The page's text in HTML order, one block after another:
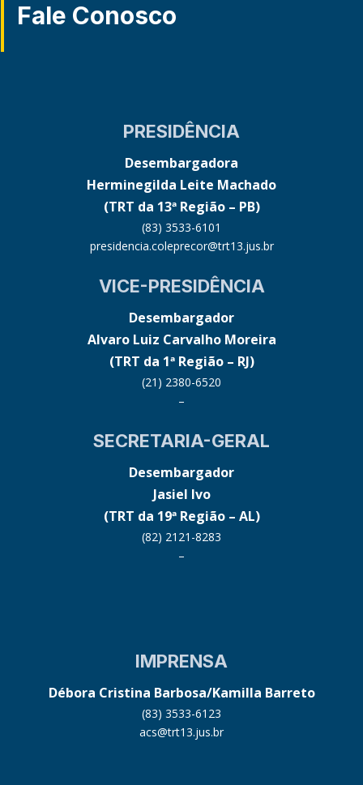
Fale Conosco
PRESIDÊNCIA
Desembargadora
Herminegilda Leite Machado
(TRT da 13ª Região – PB)
(83) 3533-6101
presidencia.coleprecor@trt13.jus.br
VICE-PRESIDÊNCIA
Desembargador
Alvaro Luiz Carvalho Moreira
(TRT da 1ª Região – RJ)
(21) 2380-6520
–
SECRETARIA-GERAL
Desembargador
Jasiel Ivo
(TRT da 19ª Região – AL)
(82) 2121-8283
–
IMPRENSA
Débora Cristina Barbosa/Kamilla Barreto
(83) 3533-6123
acs@trt13.jus.br